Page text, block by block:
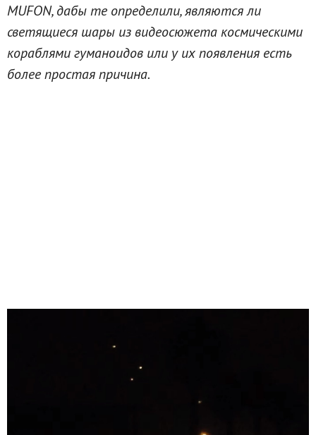
MUFON, дабы те определили, являются ли
светящиеся шары из видеосюжета космическими
кораблями гуманоидов или у их появления есть
более простая причина.